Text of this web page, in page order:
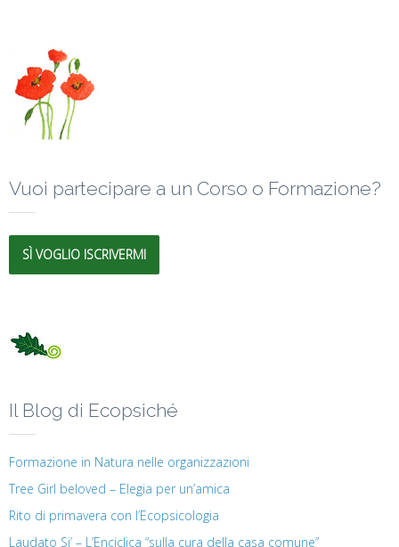
Vuoi partecipare a un Corso o Formazione?
SÌ VOGLIO ISCRIVERMI
Il Blog di Ecopsiché
Formazione in Natura nelle organizzazioni
Tree Girl beloved – Elegia per un’amica
Rito di primavera con l’Ecopsicologia
Laudato Si’ – L’Enciclica “sulla cura della casa comune”